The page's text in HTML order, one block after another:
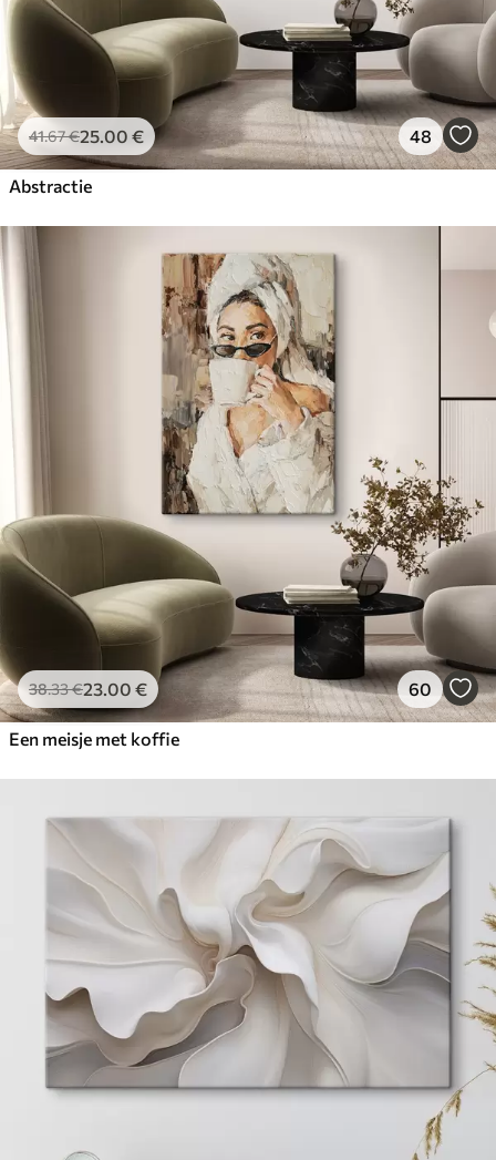
41.67€25.00 € 48
Abstractie
38.33€23.00 € 60
Een meisje met koffie